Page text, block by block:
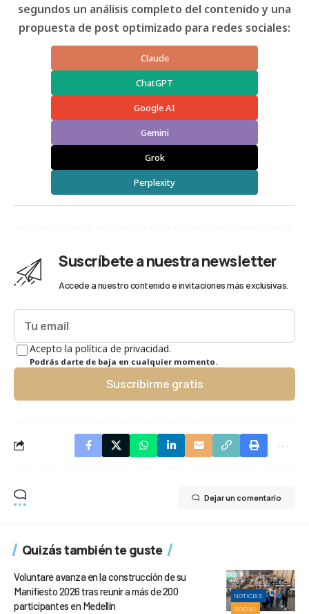
segundos un análisis completo del contenido y una
propuesta de post optimizado para redes sociales:
Claude
ChatGPT
Google AI
Gemini
Grok
Perplexity
Suscríbete a nuestra newsletter
Accede a nuestro contenido e invitaciones más exclusivas.
Acepto la política de privacidad.
Podrás darte de baja en cualquier momento.
Suscribirme gratis
Dejar un comentario
Quizás también te guste
NOTICIAS
SOCIAL
Voluntare avanza en la construcción de su
Manifiesto 2026 tras reunir a más de 200
participantes en Medellín